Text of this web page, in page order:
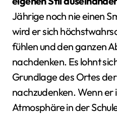
Jährige noch nie einen
wird er sich
fühlen und den ganzen
nachdenken. Es lohnt
Grundlage des Ortes
nachzudenken. Wenn er
Atmosphäre in der